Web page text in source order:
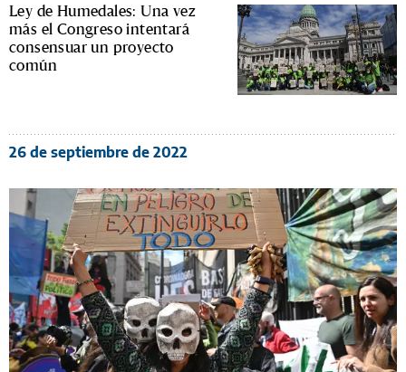
Ley de Humedales: Una vez
más el Congreso intentará
consensuar un proyecto
común
26 de septiembre de 2022